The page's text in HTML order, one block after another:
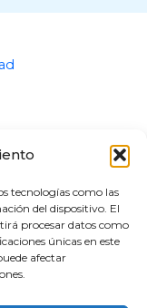
tecnologías como las
del dispositivo. El
procesar datos como
únicas en este
afectar